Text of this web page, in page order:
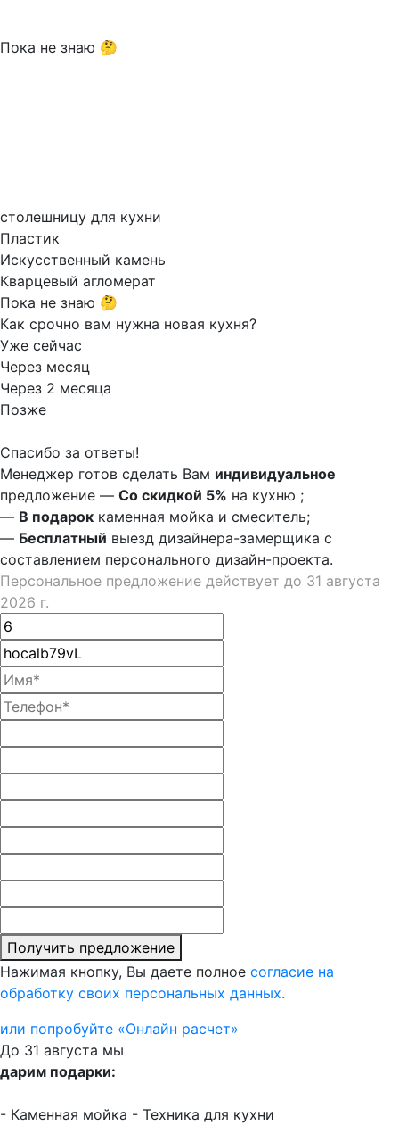
Пока не знаю 🤔
столешницу для кухни
Пластик
Искусственный камень
Кварцевый агломерат
Пока не знаю 🤔
Как срочно вам нужна новая кухня?
Уже сейчас
Через месяц
Через 2 месяца
Позже
Спасибо за ответы!
Менеджер готов сделать Вам индивидуальное
предложение — Со скидкой 5% на кухню ;
— В подарок каменная мойка и смеситель;
— Бесплатный выезд дизайнера-замерщика с
составлением персонального дизайн-проекта.
Персональное предложение действует до 31 августа
2026 г.
Получить предложение
Нажимая кнопку, Вы даете полное согласие на
обработку своих персональных данных.
или попробуйте «Онлайн расчет»
До 31 августа мы
дарим подарки:
- Каменная мойка - Техника для кухни